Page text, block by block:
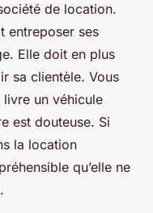
de location.
entreposer ses
Elle doit en plus
sa clientèle. Vous
livre un véhicule
est douteuse. Si
la location
qu’elle ne